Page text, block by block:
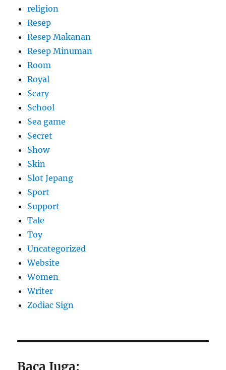
religion
Resep
Resep Makanan
Resep Minuman
Room
Royal
Scary
School
Sea game
Secret
Show
Skin
Slot Jepang
Sport
Support
Tale
Toy
Uncategorized
Website
Women
Writer
Zodiac Sign
Baca Juga: